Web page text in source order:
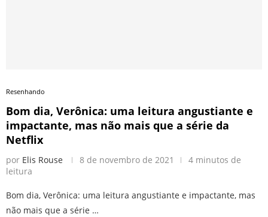
Resenhando
Bom dia, Verônica: uma leitura angustiante e
impactante, mas não mais que a série da
Netflix
por Elis Rouse 8 de novembro de 2021
4 minutos de
leitura
Bom dia, Verônica: uma leitura angustiante e impactante, mas
não mais que a série …